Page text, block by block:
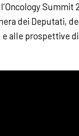
Summit
dei Deputati,
e alle prospettive